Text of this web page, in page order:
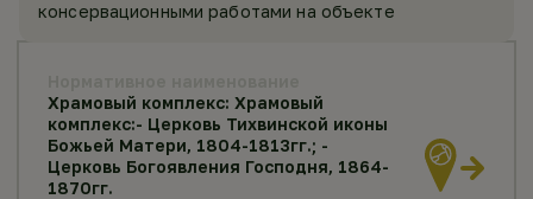
Храмовый комплекс: Храмовый
комплекс:- Церковь Тихвинской иконы
Божьей Матери, 1804-1813гг.; -
Церковь Богоявления Господня, 1864-
1870гг.
консервационными работами на объекте